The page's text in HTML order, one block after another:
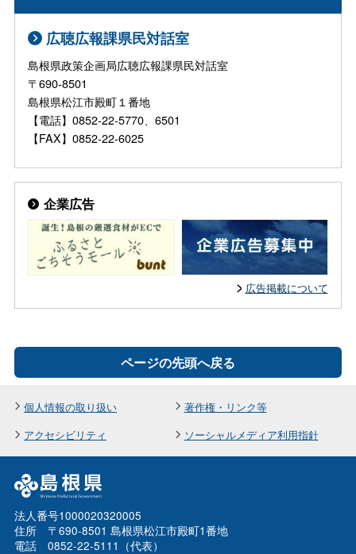
広聴広報課県民対話室
島根県政策企画局広聴広報課県民対話室
〒690-8501
島根県松江市殿町１番地
【電話】0852-22-5770、6501
【FAX】0852-22-6025
企業広告
広告掲載について
ページの先頭へ戻る
個人情報の取り扱い
著作権・リンク等
アクセシビリティ
ソーシャルメディア利用指針
法人番号1000020320005
住所 〒690-8501 島根県松江市殿町1番地
電話 0852-22-5111（代表）